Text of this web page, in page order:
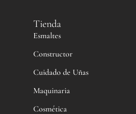
Tienda
Esmaltes
Constructor
Cuidado de Uñas
Maquinaria
Cosmética